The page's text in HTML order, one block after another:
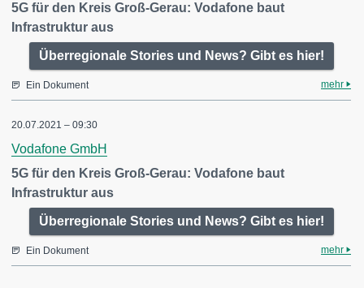
5G für den Kreis Groß-Gerau: Vodafone baut
Infrastruktur aus
Überregionale Stories und News? Gibt es hier!
Ein Dokument mehr
20.07.2021 – 09:30
Vodafone GmbH
5G für den Kreis Groß-Gerau: Vodafone baut
Infrastruktur aus
Überregionale Stories und News? Gibt es hier!
Ein Dokument mehr